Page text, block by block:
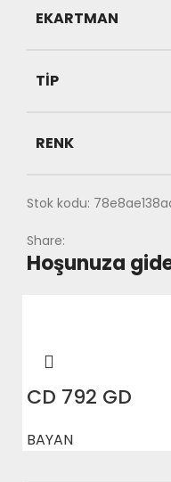
EKARTMAN
TIP
RENK
Stok kodu:
Share:
Hoşunuza
CD 792 GD
BAYAN